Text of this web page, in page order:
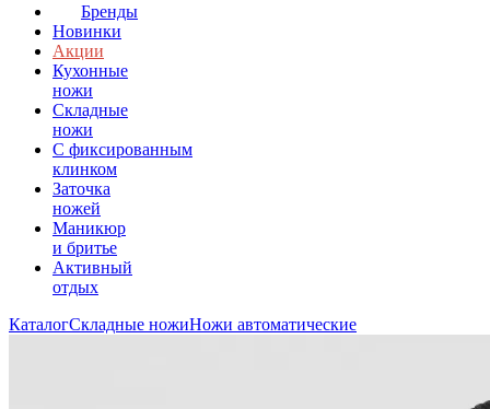
Бренды
Новинки
Акции
Кухонные
ножи
Складные
ножи
C фиксированным
клинком
Заточка
ножей
Маникюр
и бритье
Активный
отдых
КаталогСкладные ножиНожи автоматические